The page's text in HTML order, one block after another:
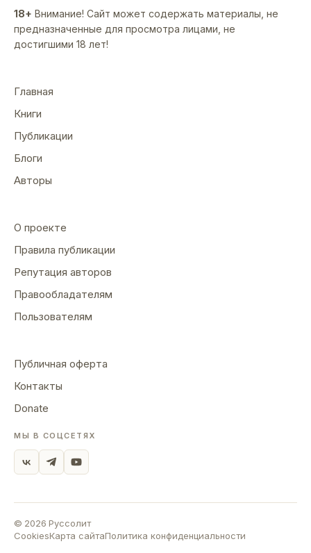
18+ Внимание! Сайт может содержать материалы, не
предназначенные для просмотра лицами, не
достигшими 18 лет!
Главная
Книги
Публикации
Блоги
Авторы
О проекте
Правила публикации
Репутация авторов
Правообладателям
Пользователям
Публичная оферта
Контакты
Donate
МЫ В СОЦСЕТЯХ
© 2026 Руссолит
CookiesКарта сайтаПолитика конфиденциальности